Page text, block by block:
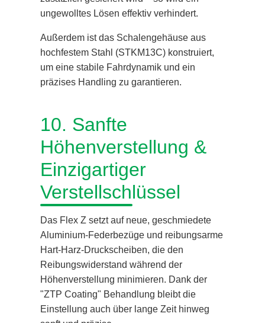
ungewolltes Lösen effektiv verhindert.
Außerdem ist das Schalengehäuse aus
hochfestem Stahl (STKM13C) konstruiert,
um eine stabile Fahrdynamik und ein
präzises Handling zu garantieren.
10. Sanfte
Höhenverstellung &
Einzigartiger
Verstellschlüssel
Das Flex Z setzt auf neue, geschmiedete
Aluminium-Federbezüge und reibungsarme
Hart-Harz-Druckscheiben, die den
Reibungswiderstand während der
Höhenverstellung minimieren. Dank der
"ZTP Coating" Behandlung bleibt die
Einstellung auch über lange Zeit hinweg